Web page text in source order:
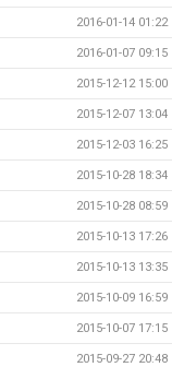
2016-01-14 01:22
2016-01-07 09:15
2015-12-12 15:00
2015-12-07 13:04
2015-12-03 16:25
2015-10-28 18:34
2015-10-28 08:59
2015-10-13 17:26
2015-10-13 13:35
2015-10-09 16:59
2015-10-07 17:15
2015-09-27 20:48